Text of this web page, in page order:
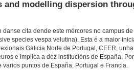
and modelling dispersion
cita dende este mércores no campus
species vespa velutina). Esta é a maior
Galicia Norte de Portugal, CEER,
e implica a dez institucións de España,
puntos de España, Portugal e Francia.